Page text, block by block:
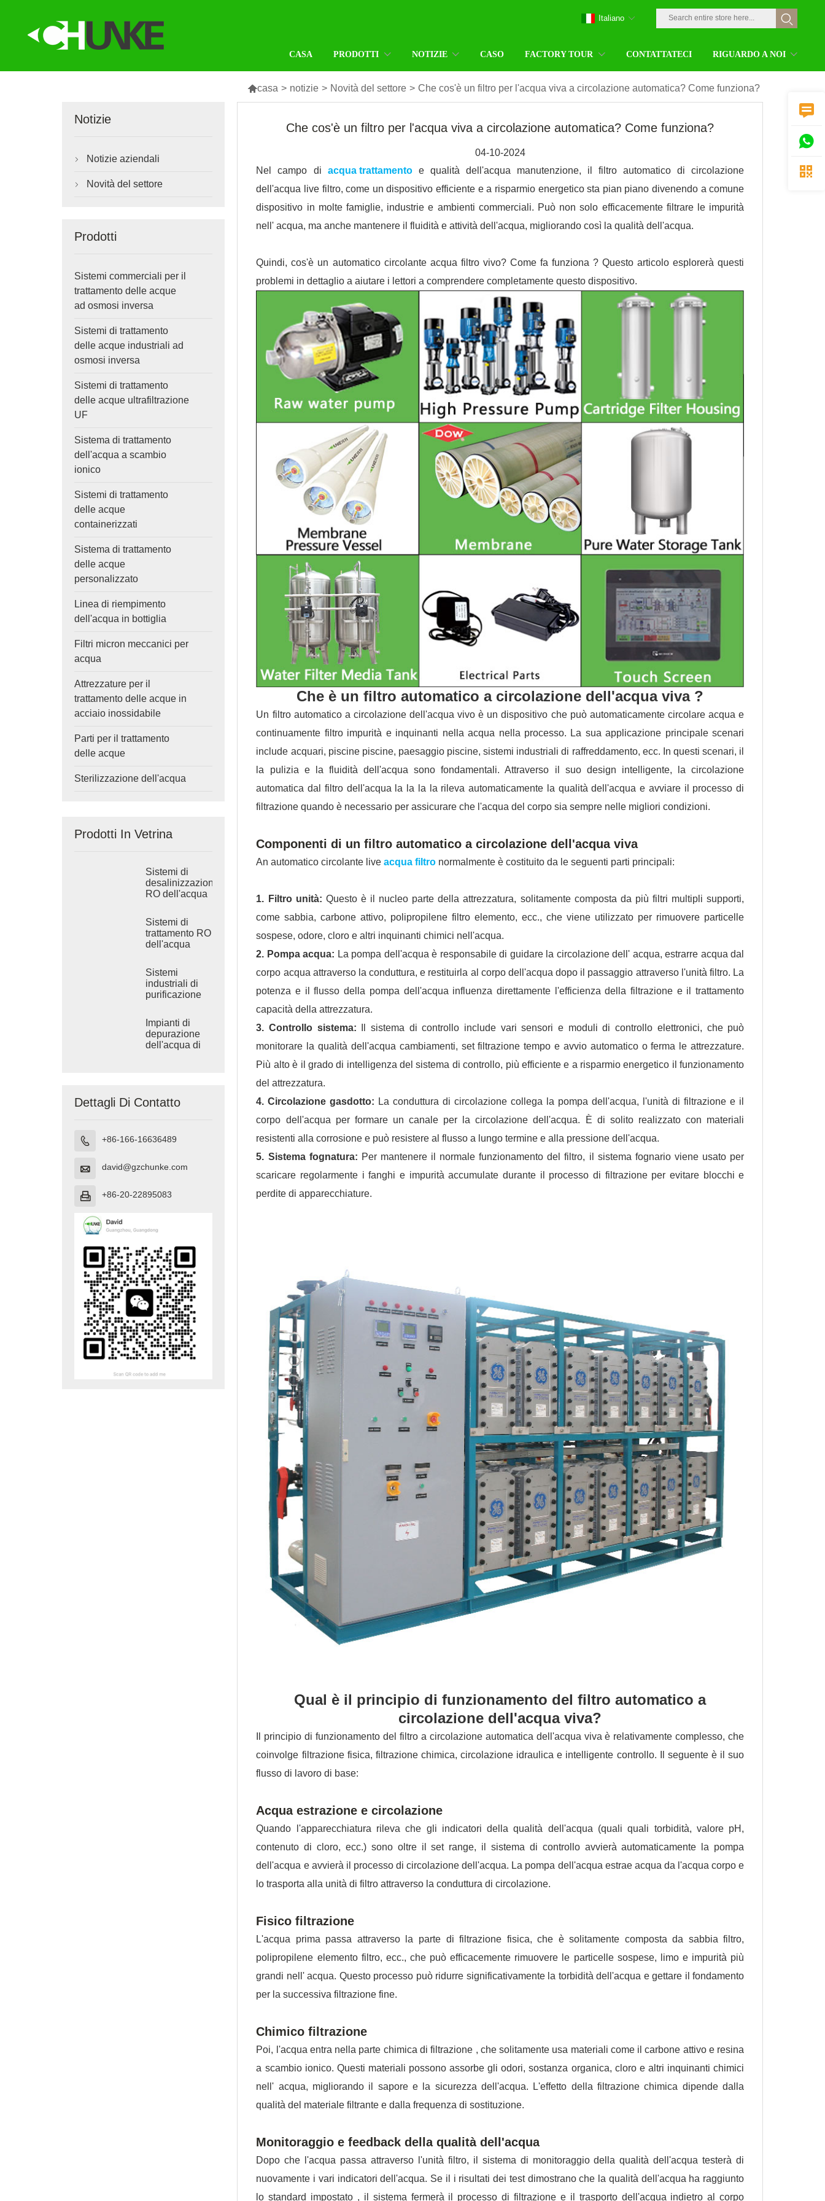
CASA PRODOTTI NOTIZIE CASO FACTORY TOUR CONTATTATECI RIGUARDO A NOI
Italiano
casa > notizie > Novità del settore > Che cos'è un filtro per l'acqua viva a circolazione automatica? Come funziona?
Notizie
 Notizie aziendali
 Novità del settore
Prodotti
Sistemi commerciali per il
trattamento delle acque
ad osmosi inversa
Sistemi di trattamento
delle acque industriali ad
osmosi inversa
Sistemi di trattamento
delle acque ultrafiltrazione
UF
Sistema di trattamento
dell'acqua a scambio
ionico
Sistemi di trattamento
delle acque
containerizzati
Sistema di trattamento
delle acque
personalizzato
Linea di riempimento
dell'acqua in bottiglia
Filtri micron meccanici per
acqua
Attrezzature per il
trattamento delle acque in
acciaio inossidabile
Parti per il trattamento
delle acque
Sterilizzazione dell'acqua
Prodotti In Vetrina
Sistemi di
desalinizzazione
RO dell'acqua
industriale
Sistemi di
trattamento RO
dell'acqua
industriale
Sistemi
industriali di
purificazione
osmosi inversa
Impianti di
depurazione
dell'acqua di
Dettagli Di Contatto
 +86-166-16636489
 david@gzchunke.com
 +86-20-22895083
Che cos'è un filtro per l'acqua viva a circolazione automatica? Come funziona?
04-10-2024
Nel campo di acqua trattamentoe qualità dell'acqua manutenzione, il filtro automatico di circolazione
dell'acqua live filtro, come un dispositivo efficiente e a risparmio energetico sta pian piano divenendo a comune
dispositivo in molte famiglie, industrie e ambienti commerciali. Può non solo efficacemente filtrare le impurità
nell' acqua, ma anche mantenere il fluidità e attività dell'acqua, migliorando così la qualità dell'acqua.
Quindi, cos'è un automatico circolante acqua filtro vivo? Come fa funziona ? Questo articolo esplorerà questi
problemi in dettaglio a aiutare i lettori a comprendere completamente questo dispositivo.
Che è un filtro automatico a circolazione dell'acqua viva ?
Un filtro automatico a circolazione dell'acqua vivo è un dispositivo che può automaticamente circolare acqua e
continuamente filtro impurità e inquinanti nella acqua nella processo. La sua applicazione principale scenari
include acquari, piscine piscine, paesaggio piscine, sistemi industriali di raffreddamento, ecc. In questi scenari, il
la pulizia e la fluidità dell'acqua sono fondamentali. Attraverso il suo design intelligente, la circolazione
automatica dal filtro dell'acqua la la la la rileva automaticamente la qualità dell'acqua e avviare il processo di
filtrazione quando è necessario per assicurare che l'acqua del corpo sia sempre nelle migliori condizioni.
Componenti di un filtro automatico a circolazione dell'acqua viva
An automatico circolante liveacqua filtro normalmente è costituito da le seguenti parti principali:
1. Filtro unità: Questo è il nucleo parte della attrezzatura, solitamente composta da più filtri multipli supporti,
come sabbia, carbone attivo, polipropilene filtro elemento, ecc., che viene utilizzato per rimuovere particelle
sospese, odore, cloro e altri inquinanti chimici nell'acqua.
2. Pompa acqua: La pompa dell'acqua è responsabile di guidare la circolazione dell' acqua, estrarre acqua dal
corpo acqua attraverso la conduttura, e restituirla al corpo dell'acqua dopo il passaggio attraverso l'unità filtro. La
potenza e il flusso della pompa dell'acqua influenza direttamente l'efficienza della filtrazione e il trattamento
capacità della attrezzatura.
3. Controllo sistema: Il sistema di controllo include vari sensori e moduli di controllo elettronici, che può
monitorare la qualità dell'acqua cambiamenti, set filtrazione tempo e avvio automatico o ferma le attrezzature.
Più alto è il grado di intelligenza del sistema di controllo, più efficiente e a risparmio energetico il funzionamento
del attrezzatura.
4. Circolazione gasdotto: La conduttura di circolazione collega la pompa dell'acqua, l'unità di filtrazione e il
corpo dell'acqua per formare un canale per la circolazione dell'acqua. È di solito realizzato con materiali
resistenti alla corrosione e può resistere al flusso a lungo termine e alla pressione dell'acqua.
5. Sistema fognatura: Per mantenere il normale funzionamento del filtro, il sistema fognario viene usato per
scaricare regolarmente i fanghi e impurità accumulate durante il processo di filtrazione per evitare blocchi e
perdite di apparecchiature.
Qual è il principio di funzionamento del filtro automatico a
circolazione dell'acqua viva?
Il principio di funzionamento del filtro a circolazione automatica dell'acqua viva è relativamente complesso, che
coinvolge filtrazione fisica, filtrazione chimica, circolazione idraulica e intelligente controllo. Il seguente è il suo
flusso di lavoro di base:
Acqua estrazione e circolazione
Quando l'apparecchiatura rileva che gli indicatori della qualità dell'acqua (quali quali torbidità, valore pH,
contenuto di cloro, ecc.) sono oltre il set range, il sistema di controllo avvierà automaticamente la pompa
dell'acqua e avvierà il processo di circolazione dell'acqua. La pompa dell'acqua estrae acqua da l'acqua corpo e
lo trasporta alla unità di filtro attraverso la conduttura di circolazione.
Fisico filtrazione
L'acqua prima passa attraverso la parte di filtrazione fisica, che è solitamente composta da sabbia filtro,
polipropilene elemento filtro, ecc., che può efficacemente rimuovere le particelle sospese, limo e impurità più
grandi nell' acqua. Questo processo può ridurre significativamente la torbidità dell'acqua e gettare il fondamento
per la successiva filtrazione fine.
Chimico filtrazione
Poi, l'acqua entra nella parte chimica di filtrazione , che solitamente usa materiali come il carbone attivo e resina
a scambio ionico. Questi materiali possono assorbe gli odori, sostanza organica, cloro e altri inquinanti chimici
nell' acqua, migliorando il sapore e la sicurezza dell'acqua. L'effetto della filtrazione chimica dipende dalla
qualità del materiale filtrante e dalla frequenza di sostituzione.
Monitoraggio e feedback della qualità dell'acqua
Dopo che l'acqua passa attraverso l'unità filtro, il sistema di monitoraggio della qualità dell'acqua testerà di
nuovamente i vari indicatori dell'acqua. Se il i risultati dei test dimostrano che la qualità dell'acqua ha raggiunto
lo standard impostato , il sistema fermerà il processo di filtrazione e il trasporto dell'acqua indietro al corpo


